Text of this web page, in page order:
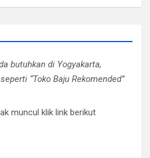
butuhkan di Yogyakarta,
“Toko Baju Rekomended”
muncul klik link berikut